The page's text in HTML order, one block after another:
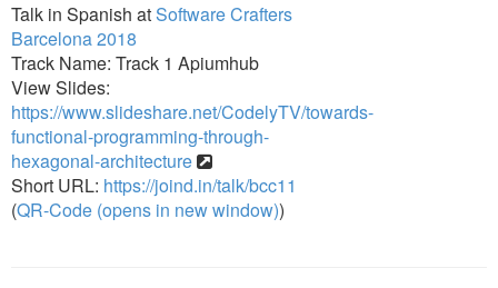
Talk in Spanish atSoftware Crafters
Barcelona 2018
Track Name: Track 1 Apiumhub
View Slides:
https://www.slideshare.net/CodelyTV/towards-
functional-programming-through-
hexagonal-architecture
Short URL: https://joind.in/talk/bcc11
(QR-Code (opens in new window))